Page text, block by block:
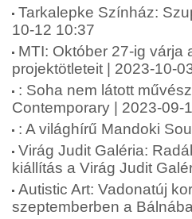
Tarkalepke Színház:
10-12 10:37
MTI: Október 27-ig várja
projektötleteit | 2023-10-
: Soha nem látott
Contemporary | 2023-09-
: A világhírű Mandoki
Virág Judit Galéria:
kiállítás a Virág Judit
Autistic Art: Vadonatúj
szeptemberben a